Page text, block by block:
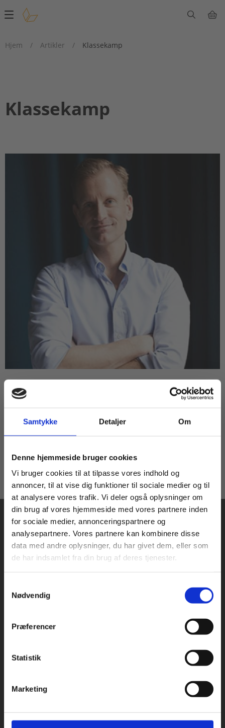
Samtykke Detaljer Om
Denne hjemmeside bruger cookies
Vi bruger cookies til at tilpasse vores indhold og
annoncer, til at vise dig funktioner til sociale medier og til
at analysere vores trafik. Vi deler også oplysninger om
din brug af vores hjemmeside med vores partnere inden
for sociale medier, annonceringspartnere og
analysepartnere. Vores partnere kan kombinere disse
data med andre oplysninger, du har givet dem, eller som
de har indsamlet fra din brug af deres tjenester.
Nødvendig
Præferencer
Statistik
Marketing
Main
Hjem
/ Artikler / Klassekamp
Klassekamp
ARTIKEL
Rektor på Nyborg Gymnasium: Vi er
skolen for folket
EUX HF HHX HTX STX
Praxis Forlag A/S
1120 København K
Kochsgade 31D
Rødekro
6230 Rødekro
Køb læremidler og find masterclasses mm.
Fortsæt som:
For privatkunder og
studerende. Du får
vist priser inkl.
For institutioner og
virksomheder. Du
får vist priser ekskl.